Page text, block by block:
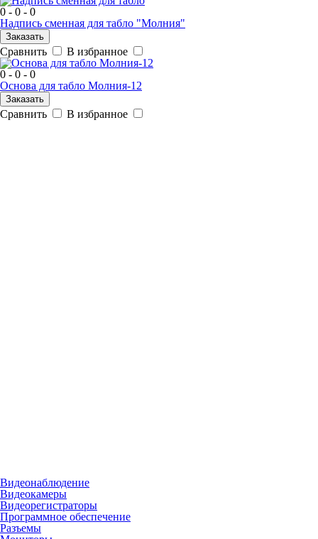
0 - 0 - 0
Надпись сменная для табло "Молния"
Заказать
Сравнить
В избранное
0 - 0 - 0
Основа для табло Молния-12
Заказать
Сравнить В избранное
Видеонаблюдение
Видеокамеры
Видеорегистраторы
Программное обеспечение
Разъемы